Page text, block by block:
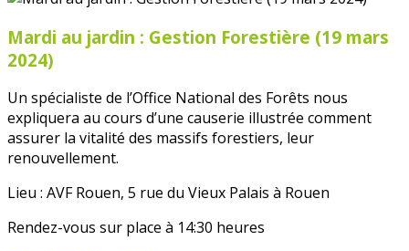
Mardi au jardin : Gestion Forestière (19 mars
2024)
Un spécialiste de l’Office National des Forêts nous
expliquera au cours d’une causerie illustrée comment
assurer la vitalité des massifs forestiers, leur
renouvellement.
Lieu : AVF Rouen, 5 rue du Vieux Palais à Rouen
Rendez-vous sur place à 14:30 heures